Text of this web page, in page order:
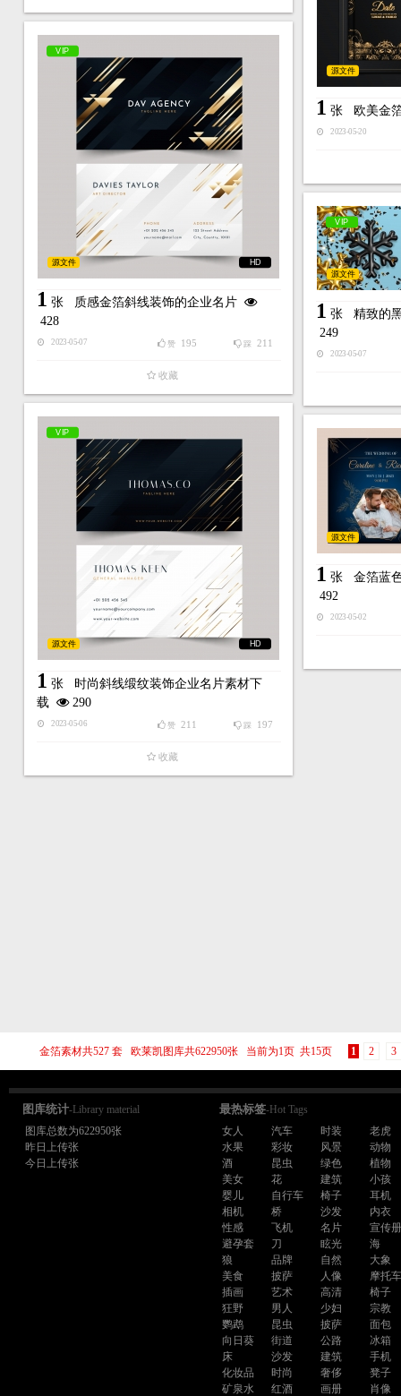
源文件
1 张 欧美金
2023-05-20
VIP
HD
源文件
1 张 质感金箔斜线装饰的企业名片
428
2023-05-07 踩 211
赞 195
收藏
VIP
源文件
1 张 精致的
249
2023-05-07
VIP
HD
源文件
1 张 时尚斜线缎纹装饰企业名片素材下
载
290
2023-05-06 踩 197
赞 211
收藏
源文件
1 张 金箔蓝
492
2023-05-02
金箔素材共527 套 欧莱凯图库共622950张 当前为1页 共15页 1 2 3
图库统计-Library material
图库总数为622950张
昨日上传张
今日上传张
最热标签-Hot Tags
女人
汽车 时装
老虎
水果
彩妆 风景
动物
酒
昆虫 绿色
植物
美女
花 建筑
小孩
婴儿
自行车 椅子
耳机
相机
桥 沙发
内衣
性感
飞机 名片
宣传册
避孕套
刀 眩光
海
狼
品牌 自然
大象
美食
披萨 人像
摩托车
插画
艺术 高清
椅子
狂野
男人 少妇
宗教
鹦鹉
昆虫 披萨
面包
向日葵
街道 公路
冰箱
床
沙发 建筑
手机
化妆品
时尚 奢侈
凳子
矿泉水
红酒 画册
肖像